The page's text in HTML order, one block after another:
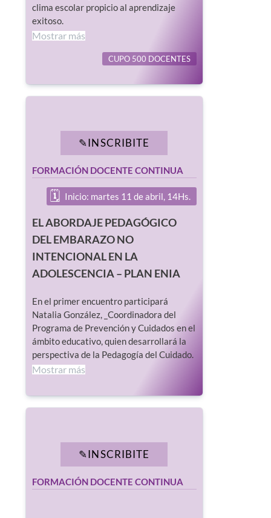
clima escolar propicio al aprendizaje
exitoso.
Mostrar más
CUPO 500 DOCENTES
INSCRIBITE
FORMACIÓN DOCENTE CONTINUA
EL ABORDAJE PEDAGÓGICO
DEL EMBARAZO NO
INTENCIONAL EN LA
ADOLESCENCIA – PLAN ENIA
Inicio: martes 11 de abril, 14Hs.
En el primer encuentro participará
Natalia González, _Coordinadora del
Programa de Prevención y Cuidados en el
ámbito educativo, quien desarrollará la
perspectiva de la Pedagogía del Cuidado.
Mostrar más
INSCRIBITE
FORMACIÓN DOCENTE CONTINUA